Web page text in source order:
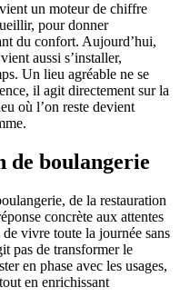
un moteur de chiffre
pour donner
du confort. Aujourd’hui,
aussi s’installer,
Un lieu agréable ne se
il agit directement sur la
où l’on reste devient
de boulangerie
de la restauration
concrète aux attentes
vivre toute la journée sans
pas de transformer le
en phase avec les usages,
en enrichissant